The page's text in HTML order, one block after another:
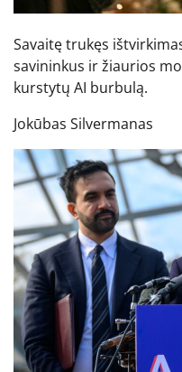
Savaitę trukęs
savininkus ir žiaurios
kurstytų AI burbulą.
Jokūbas Silvermanas